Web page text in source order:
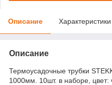
Описание Характеристики
Описание
Термоусадочные трубки
1000мм. 10шт. в наборе,